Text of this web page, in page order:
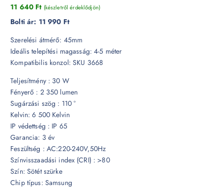
11 640 Ft (készletről érdeklődjön)
Bolti ár: 11 990 Ft
Szerelési átmérő: 45mm
Ideális telepítési magasság: 4-5 méter
Kompatibilis konzol: SKU 3668
Teljesítmény : 30 W
Fényerő : 2 350 lumen
Sugárzási szög : 110 °
Kelvin: 6 500 Kelvin
IP védettség : IP 65
Garancia: 3 év
Feszültség : AC:220-240V,50Hz
Színvisszaadási index (CRI) : >80
Szín: Sötét szürke
Chip típus: Samsung